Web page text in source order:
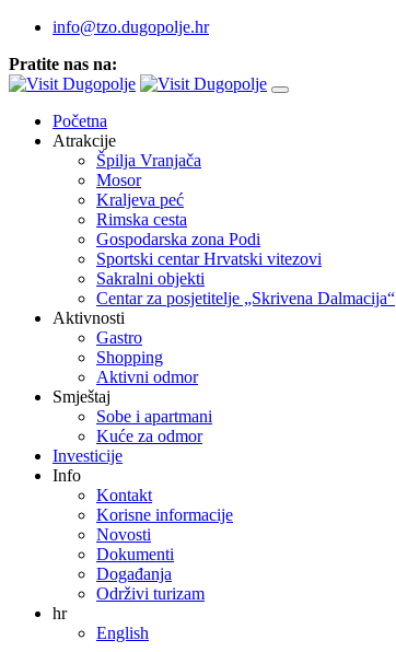
info@tzo.dugopolje.hr
Pratite nas na:
Početna
Atrakcije
Špilja Vranjača
Mosor
Kraljeva peć
Rimska cesta
Gospodarska zona Podi
Sportski centar Hrvatski vitezovi
Sakralni objekti
Centar za posjetitelje „Skrivena Dalmacija“
Aktivnosti
Gastro
Shopping
Aktivni odmor
Smještaj
Sobe i apartmani
Kuće za odmor
Investicije
Info
Kontakt
Korisne informacije
Novosti
Dokumenti
Događanja
Održivi turizam
hr
English